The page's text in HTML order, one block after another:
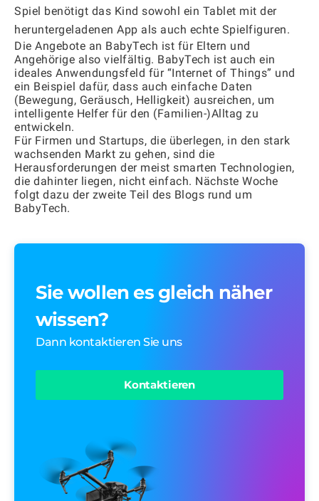
Spiel benötigt das Kind sowohl ein Tablet mit der
heruntergeladenen App als auch echte Spielfiguren.
Die Angebote an BabyTech ist für Eltern und
Angehörige also vielfältig. BabyTech ist auch ein
ideales Anwendungsfeld für “Internet of Things” und
ein Beispiel dafür, dass auch einfache Daten
(Bewegung, Geräusch, Helligkeit) ausreichen, um
intelligente Helfer für den (Familien-)Alltag zu
entwickeln.
Für Firmen und Startups, die überlegen, in den stark
wachsenden Markt zu gehen, sind die
Herausforderungen der meist smarten Technologien,
die dahinter liegen, nicht einfach. Nächste Woche
folgt dazu der zweite Teil des Blogs rund um
BabyTech.
Sie wollen es gleich näher
wissen?
Dann kontaktieren Sie uns
Kontaktieren